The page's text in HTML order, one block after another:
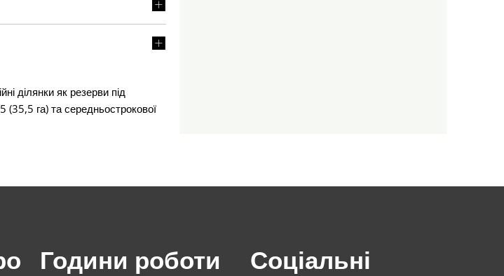
ділянки як резерви під
(35,5 га) та середньострокової
Години роботи
Соціальні